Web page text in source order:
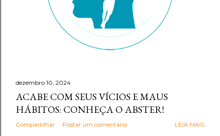
dezembro 10, 2024
ACABE COM SEUS VÍCIOS E MAUS
HÁBITOS: CONHEÇA O ABSTER!
Compartilhar Postar um comentário LEIA MAIS